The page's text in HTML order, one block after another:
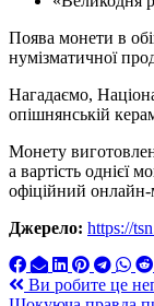
Поява монети в
нумізматичної
Нагадаємо,
опішнянській
Монету
а вартість однієї
офіційний онлайн-
Джерело: https://
Навигация
Ви робите це